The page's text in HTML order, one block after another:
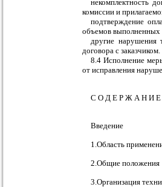
некомплектность
комиссии и
подтверждение
объемов выполненных
другие нарушения
договора с заказчиком.
8.4 Исполнение
от исправления
С О Д Е Р Ж А Н И Е
Введение
1.Область
2.Общие положения
3.Организация